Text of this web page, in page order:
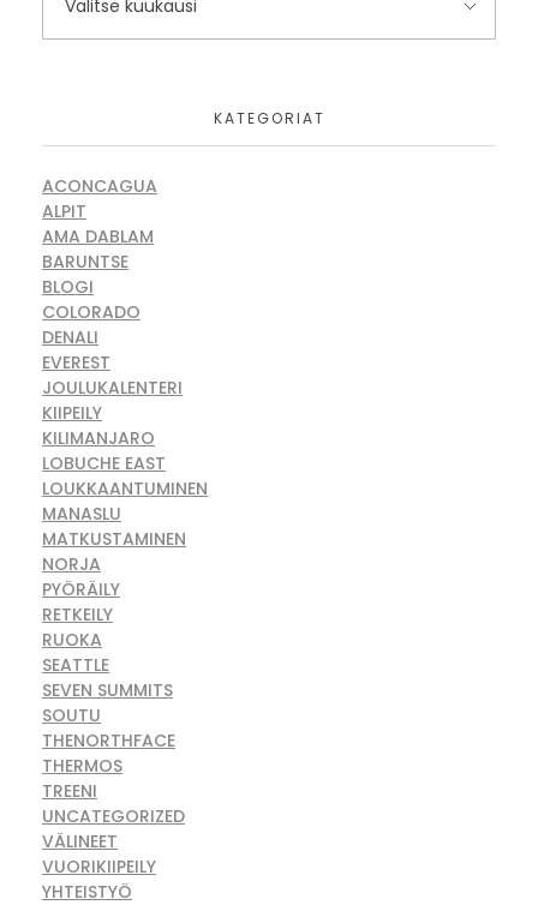
KATEGORIAT
ACONCAGUA
ALPIT
AMA DABLAM
BARUNTSE
BLOGI
COLORADO
DENALI
EVEREST
JOULUKALENTERI
KIIPEILY
KILIMANJARO
LOBUCHE EAST
LOUKKAANTUMINEN
MANASLU
MATKUSTAMINEN
NORJA
PYÖRÄILY
RETKEILY
RUOKA
SEATTLE
SEVEN SUMMITS
SOUTU
THENORTHFACE
THERMOS
TREENI
UNCATEGORIZED
VÄLINEET
VUORIKIIPEILY
YHTEISTYÖ